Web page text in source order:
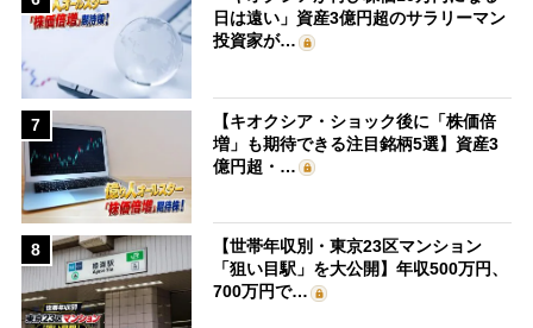
日は遠い」資産3億円超のサラリーマン
投資家が…
7
【キオクシア・ショック後に「株価倍
増」も期待できる注目銘柄5選】資産3
億円超・…
8
【世帯年収別・東京23区マンション
「狙い目駅」を大公開】年収500万円、
700万円で…